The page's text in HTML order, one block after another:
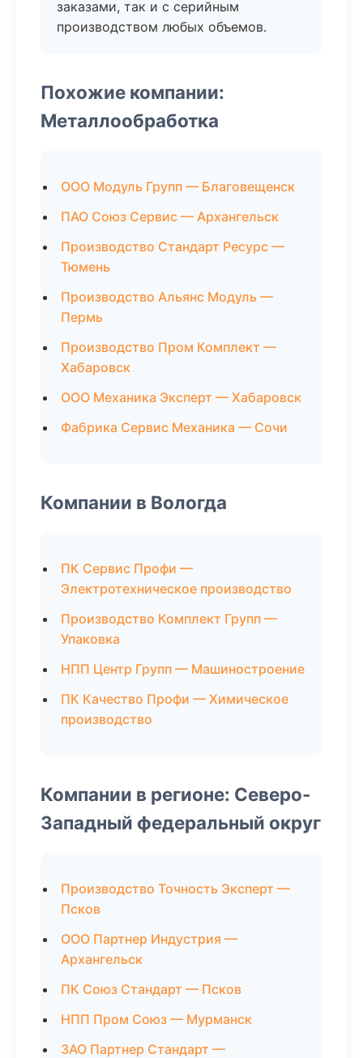
заказами, так и с серийным
производством любых объемов.
Похожие компании:
Металлообработка
ООО Модуль Групп — Благовещенск
ПАО Союз Сервис — Архангельск
Производство Стандарт Ресурс —
Тюмень
Производство Альянс Модуль —
Пермь
Производство Пром Комплект —
Хабаровск
ООО Механика Эксперт — Хабаровск
Фабрика Сервис Механика — Сочи
Компании в Вологда
ПК Сервис Профи —
Электротехническое производство
Производство Комплект Групп —
Упаковка
НПП Центр Групп — Машиностроение
ПК Качество Профи — Химическое
производство
Компании в регионе: Северо-
Западный федеральный округ
Производство Точность Эксперт —
Псков
ООО Партнер Индустрия —
Архангельск
ПК Союз Стандарт — Псков
НПП Пром Союз — Мурманск
ЗАО Партнер Стандарт —